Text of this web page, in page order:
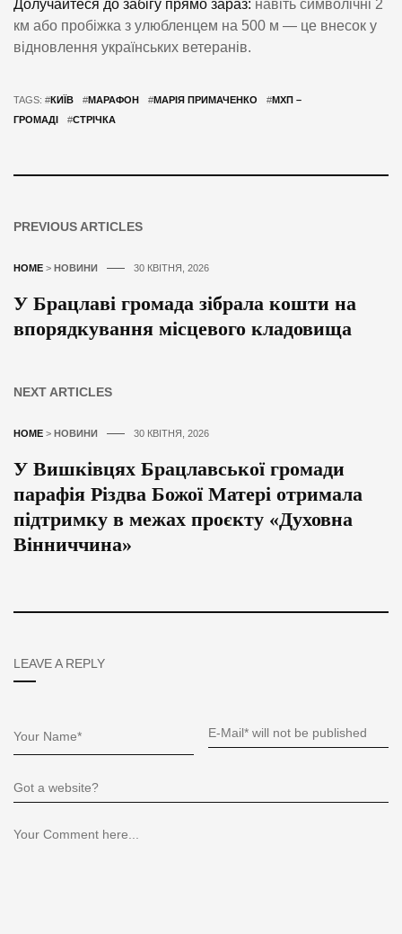
Долучайтеся до забігу прямо зараз: навіть символічні 2
км або пробіжка з улюбленцем на 500 м — це внесок у
відновлення українських ветеранів.
TAGS: #КИЇВ #МАРАФОН #МАРІЯ ПРИМАЧЕНКО #МХП –
ГРОМАДІ
#СТРІЧКА
PREVIOUS ARTICLES
HOME > НОВИНИ 30 КВІТНЯ, 2026
У Брацлаві громада зібрала кошти на
впорядкування місцевого кладовища
NEXT ARTICLES
HOME > НОВИНИ 30 КВІТНЯ, 2026
У Вишківцях Брацлавської громади
парафія Різдва Божої Матері отримала
підтримку в межах проєкту «Духовна
Вінниччина»
LEAVE A REPLY